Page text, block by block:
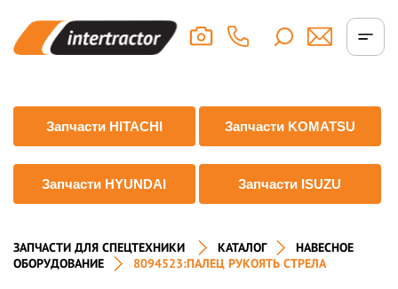
Запчасти HITACHI Запчасти KOMATSU
Запчасти HYUNDAI Запчасти ISUZU
ЗАПЧАСТИ ДЛЯ СПЕЦТЕХНИКИ КАТАЛОГ
НАВЕСНОЕ
ОБОРУДОВАНИЕ
8094523:ПАЛЕЦ РУКОЯТЬ СТРЕЛА